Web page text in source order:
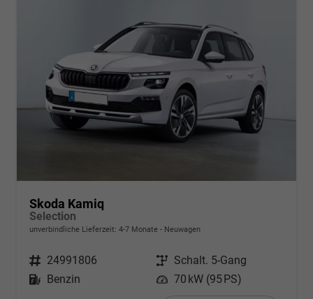
Skoda Kamiq
Selection
unverbindliche Lieferzeit: 4-7 Monate Neuwagen
Fahrzeugnr. 24991806 Getriebe Schalt. 5-Gang
Kraftstoff
Benzin Leistung 70 kW (95 PS)